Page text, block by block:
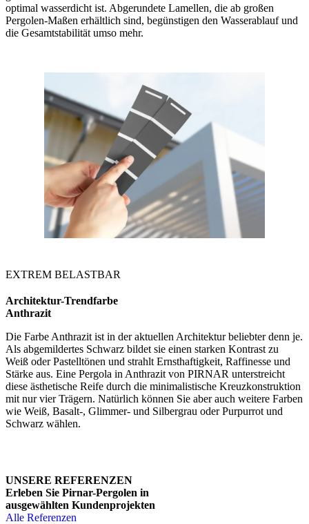
optimal wasserdicht ist. Abgerundete Lamellen, die ab großen
Pergolen-Maßen erhältlich sind, begünstigen den Wasserablauf und
die Gesamtstabilität umso mehr.
EXTREM BELASTBAR
Architektur-Trendfarbe
Anthrazit
Die Farbe Anthrazit ist in der aktuellen Architektur beliebter denn je.
Als abgemildertes Schwarz bildet sie einen starken Kontrast zu
Weiß oder Pastelltönen und strahlt Ernsthaftigkeit, Raffinesse und
Stärke aus. Eine Pergola in Anthrazit von PIRNAR unterstreicht
diese ästhetische Reife durch die minimalistische Kreuzkonstruktion
mit nur vier Trägern. Natürlich können Sie aber auch weitere Farben
wie Weiß, Basalt-, Glimmer- und Silbergrau oder Purpurrot und
Schwarz wählen.
UNSERE REFERENZEN
Erleben Sie Pirnar-Pergolen in
ausgewählten Kundenprojekten
Alle Referenzen